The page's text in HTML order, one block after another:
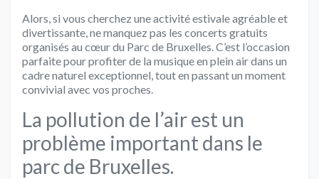
Alors, si vous cherchez une activité estivale agréable et
divertissante, ne manquez pas les concerts gratuits
organisés au cœur du Parc de Bruxelles. C’est l’occasion
parfaite pour profiter de la musique en plein air dans un
cadre naturel exceptionnel, tout en passant un moment
convivial avec vos proches.
La pollution de l’air est un
problème important dans le
parc de Bruxelles.